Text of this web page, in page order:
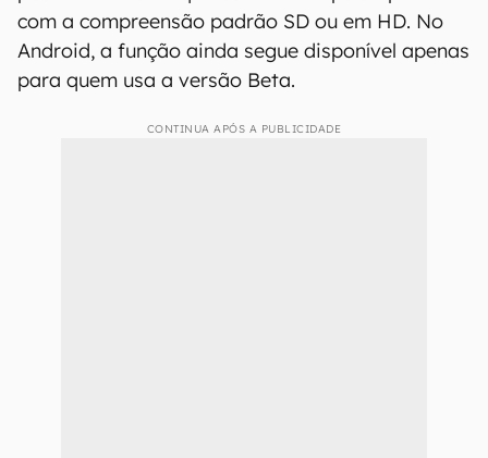
com a compreensão padrão SD ou em HD. No
Android, a função ainda segue disponível apenas
para quem usa a versão Beta.
CONTINUA APÓS A PUBLICIDADE